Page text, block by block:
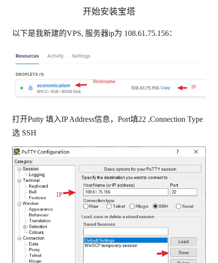
开始安装宝塔
以下是我新建的VPS, 服务器ip为 108.61.75.156：
打开Putty 填入IP Address信息，Port填22 ,Connection Type
选 SSH